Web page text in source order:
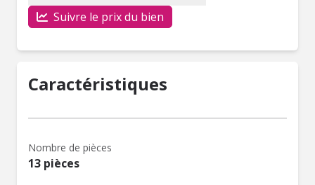
Suivre le prix du bien
Caractéristiques
Nombre de pièces
13 pièces